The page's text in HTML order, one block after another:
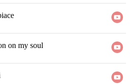
on my soul